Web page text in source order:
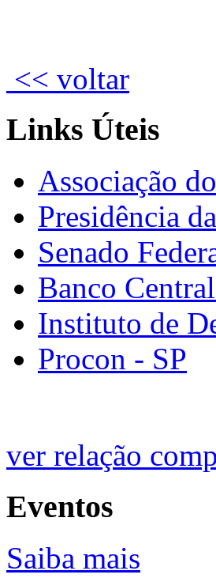
<< voltar
Links Úteis
Associação
Presidência
Senado
Banco
Instituto de
Procon - SP
ver relação
Eventos
Saiba mais